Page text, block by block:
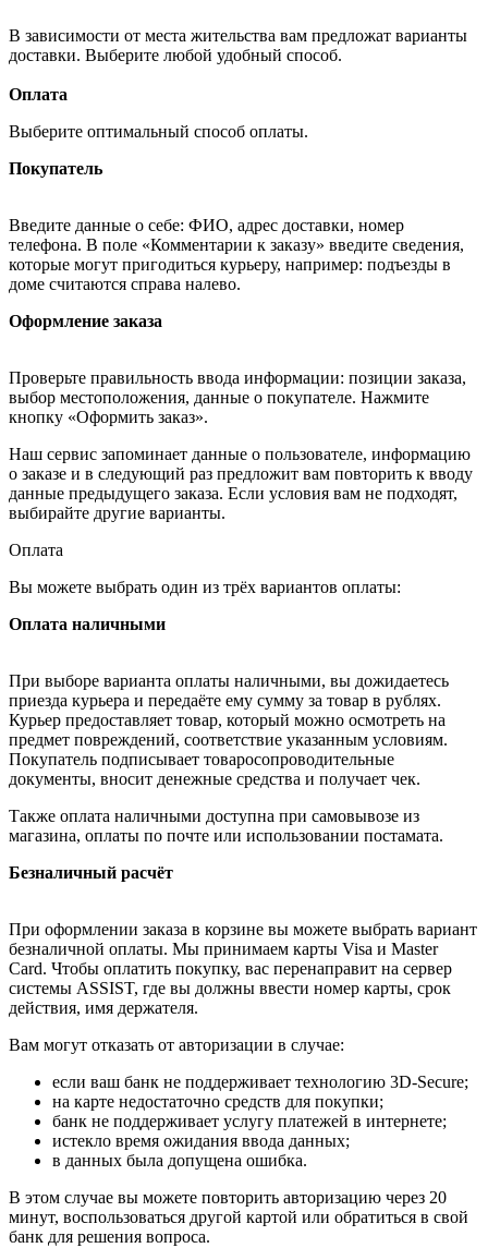
В зависимости от места жительства вам предложат варианты
доставки. Выберите любой удобный способ.
Оплата
Выберите оптимальный способ оплаты.
Покупатель
Введите данные о себе: ФИО, адрес доставки, номер
телефона. В поле «Комментарии к заказу» введите сведения,
которые могут пригодиться курьеру, например: подъезды в
доме считаются справа налево.
Оформление заказа
Проверьте правильность ввода информации: позиции заказа,
выбор местоположения, данные о покупателе. Нажмите
кнопку «Оформить заказ».
Наш сервис запоминает данные о пользователе, информацию
о заказе и в следующий раз предложит вам повторить к вводу
данные предыдущего заказа. Если условия вам не подходят,
выбирайте другие варианты.
Оплата
Вы можете выбрать один из трёх вариантов оплаты:
Оплата наличными
При выборе варианта оплаты наличными, вы дожидаетесь
приезда курьера и передаёте ему сумму за товар в рублях.
Курьер предоставляет товар, который можно осмотреть на
предмет повреждений, соответствие указанным условиям.
Покупатель подписывает товаросопроводительные
документы, вносит денежные средства и получает чек.
Также оплата наличными доступна при самовывозе из
магазина, оплаты по почте или использовании постамата.
Безналичный расчёт
При оформлении заказа в корзине вы можете выбрать вариант
безналичной оплаты. Мы принимаем карты Visa и Master
Card. Чтобы оплатить покупку, вас перенаправит на сервер
системы ASSIST, где вы должны ввести номер карты, срок
действия, имя держателя.
Вам могут отказать от авторизации в случае:
если ваш банк не поддерживает технологию 3D-Secure;
на карте недостаточно средств для покупки;
банк не поддерживает услугу платежей в интернете;
истекло время ожидания ввода данных;
в данных была допущена ошибка.
В этом случае вы можете повторить авторизацию через 20
минут, воспользоваться другой картой или обратиться в свой
банк для решения вопроса.